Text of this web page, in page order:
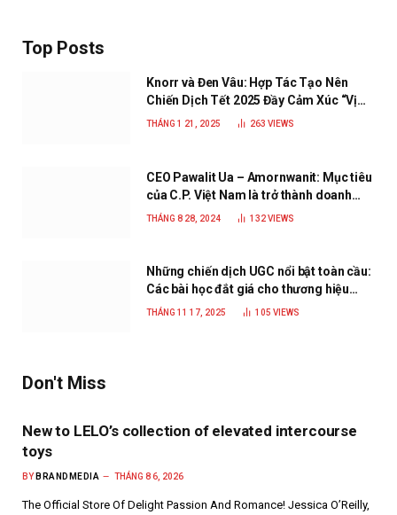
Top Posts
Knorr và Đen Vâu: Hợp Tác Tạo Nên
Chiến Dịch Tết 2025 Đầy Cảm Xúc “Vị
Nhà”
THÁNG 1 21, 2025 263 VIEWS
CEO Pawalit Ua – Amornwanit: Mục tiêu
của C.P. Việt Nam là trở thành doanh
nghiệp xanh, phát triển bền vững
THÁNG 8 28, 2024 132VIEWS
Những chiến dịch UGC nổi bật toàn cầu:
Các bài học đắt giá cho thương hiệu
năm 2025
THÁNG 11 17, 2025 105 VIEWS
Don't Miss
New to LELO’s collection of elevated intercourse
toys
BY BRANDMEDIA THÁNG 8 6, 2026
The Official Store Of Delight Passion And Romance! Jessica O’Reilly,